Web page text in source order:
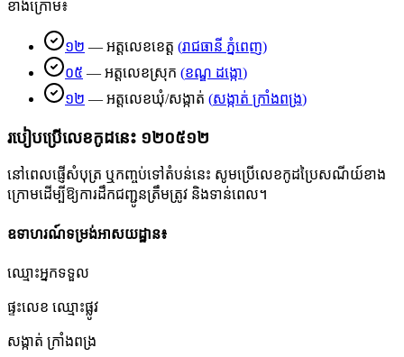
ខាងក្រោម៖
១២ — អត្តលេខខេត្ត (រាជធានី ភ្នំពេញ)
០៥ — អត្តលេខស្រុក (ខណ្ឌ ដង្កោ)
១២ — អត្តលេខឃុំ/សង្កាត់ (សង្កាត់ ក្រាំងពង្រ)
របៀបប្រើលេខកូដនេះ ១២០៥១២
នៅពេលផ្ញើសំបុត្រ ឬកញ្ចប់ទៅតំបន់នេះ សូមប្រើលេខកូដប្រៃសណីយ៍ខាង
ក្រោមដើម្បីឱ្យការដឹកជញ្ជូនត្រឹមត្រូវ និងទាន់ពេល។
ឧទាហរណ៍ទម្រង់អាសយដ្ឋាន៖
ឈ្មោះអ្នកទទួល
ផ្ទះលេខ ឈ្មោះផ្លូវ
សង្កាត់ ក្រាំងពង្រ